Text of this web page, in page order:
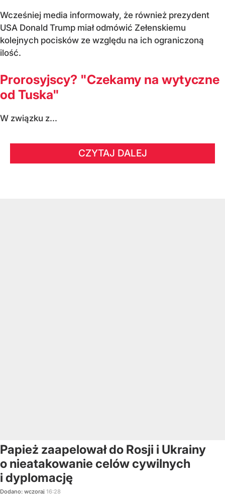
Wcześniej media informowały, że również prezydent
USA Donald Trump miał odmówić Zełenskiemu
kolejnych pocisków ze względu na ich ograniczoną
ilość.
Prorosyjscy? "Czekamy na wytyczne
od Tuska"
W związku z...
CZYTAJ DALEJ
Papież zaapelował do Rosji i Ukrainy
o nieatakowanie celów cywilnych
i dyplomację
Dodano: wczoraj 16:28